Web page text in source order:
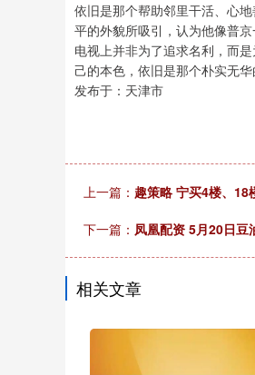
依旧是那个帮助邻里干活、心
平的外貌所吸引，认为他像普
电视上并非为了追求名利，而
己的本色，依旧是那个朴实无
发布于：天津市
上一篇： 趣策略 宁买4楼、18
下一篇： 凤凰配资 5月20日豆
相关文章